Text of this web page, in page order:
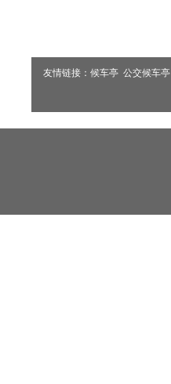
友情链接： 候车亭 公交候车亭